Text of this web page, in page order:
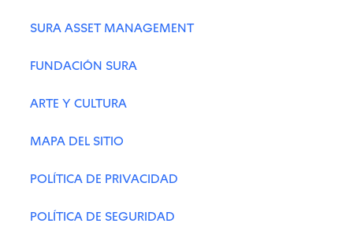
SURA ASSET MANAGEMENT
FUNDACIÓN SURA
ARTE Y CULTURA
MAPA DEL SITIO
POLÍTICA DE PRIVACIDAD
POLÍTICA DE SEGURIDAD